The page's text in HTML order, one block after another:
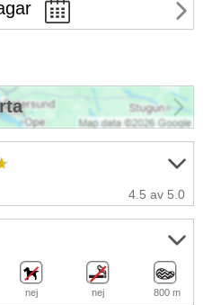
4.5 av 5.0
nej nej 800 m